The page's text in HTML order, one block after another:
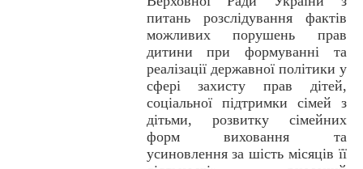
питань розслідування фактів
можливих порушень прав
дитини при формуванні та
реалізації державної політики у
сфері захисту прав дітей,
соціальної підтримки сімей з
дітьми, розвитку сімейних
форм виховання та
усиновлення за шість місяців її